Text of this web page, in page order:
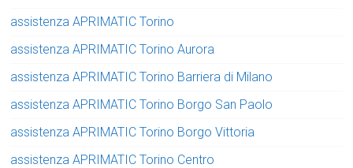
assistenza APRIMATIC Torino
assistenza APRIMATIC Torino Aurora
assistenza APRIMATIC Torino Barriera di Milano
assistenza APRIMATIC Torino Borgo San Paolo
assistenza APRIMATIC Torino Borgo Vittoria
assistenza APRIMATIC Torino Centro